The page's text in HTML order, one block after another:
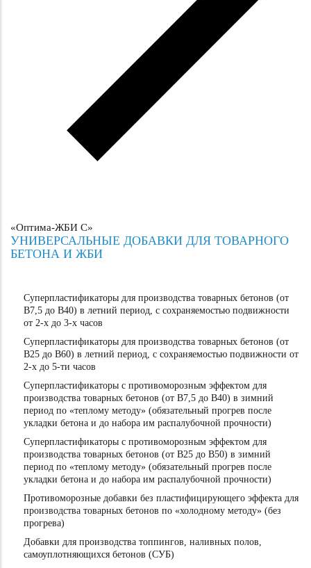
«Оптима-ЖБИ С»
УНИВЕРСАЛЬНЫЕ ДОБАВКИ ДЛЯ ТОВАРНОГО
БЕТОНА И ЖБИ
Суперпластификаторы для производства товарных бетонов (от
В7,5 до В40) в летний период, с сохраняемостью подвижности
от 2-х до 3-х часов
Суперпластификаторы для производства товарных бетонов (от
В25 до В60) в летний период, с сохраняемостью подвижности от
2-х до 5-ти часов
Суперпластификаторы с противоморозным эффектом для
производства товарных бетонов (от В7,5 до В40) в зимний
период по «теплому методу» (обязательный прогрев после
укладки бетона и до набора им распалубочной прочности)
Суперпластификаторы с противоморозным эффектом для
производства товарных бетонов (от В25 до В50) в зимний
период по «теплому методу» (обязательный прогрев после
укладки бетона и до набора им распалубочной прочности)
Противоморозные добавки без пластифицирующего эффекта для
производства товарных бетонов по «холодному методу» (без
прогрева)
Добавки для производства топпингов, наливных полов,
самоуплотняющихся бетонов (СУБ)